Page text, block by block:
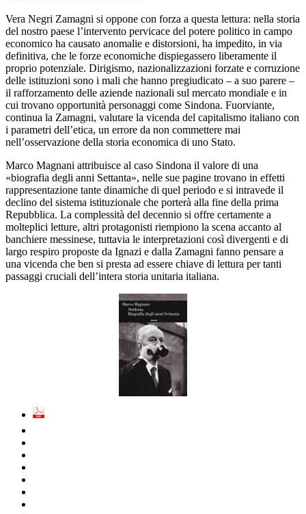
Vera Negri Zamagni si oppone con forza a questa lettura: nella storia
del nostro paese l’intervento pervicace del potere politico in campo
economico ha causato anomalie e distorsioni, ha impedito, in via
definitiva, che le forze economiche dispiegassero liberamente il
proprio potenziale. Dirigismo, nazionalizzazioni forzate e corruzione
delle istituzioni sono i mali che hanno pregiudicato – a suo parere –
il rafforzamento delle aziende nazionali sul mercato mondiale e in
cui trovano opportunità personaggi come Sindona. Fuorviante,
continua la Zamagni, valutare la vicenda del capitalismo italiano con
i parametri dell’etica, un errore da non commettere mai
nell’osservazione della storia economica di uno Stato.
Marco Magnani attribuisce al caso Sindona il valore di una
«biografia degli anni Settanta», nelle sue pagine trovano in effetti
rappresentazione tante dinamiche di quel periodo e si intravede il
declino del sistema istituzionale che porterà alla fine della prima
Repubblica. La complessità del decennio si offre certamente a
molteplici letture, altri protagonisti riempiono la scena accanto al
banchiere messinese, tuttavia le interpretazioni così divergenti e di
largo respiro proposte da Ignazi e dalla Zamagni fanno pensare a
una vicenda che ben si presta ad essere chiave di lettura per tanti
passaggi cruciali dell’intera storia unitaria italiana.